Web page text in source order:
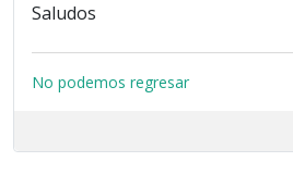
Saludos
No podemos regresar